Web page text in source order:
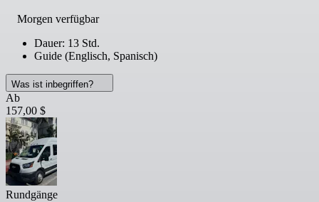
Morgen verfügbar
Dauer: 13 Std.
Guide (Englisch, Spanisch)
Was ist inbegriffen?
Ab
157,00 $
Rundgänge